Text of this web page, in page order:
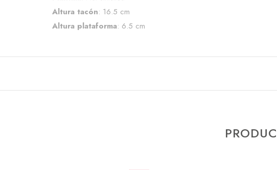
Altura tacón: 16.5 cm
Altura plataforma: 6.5 cm